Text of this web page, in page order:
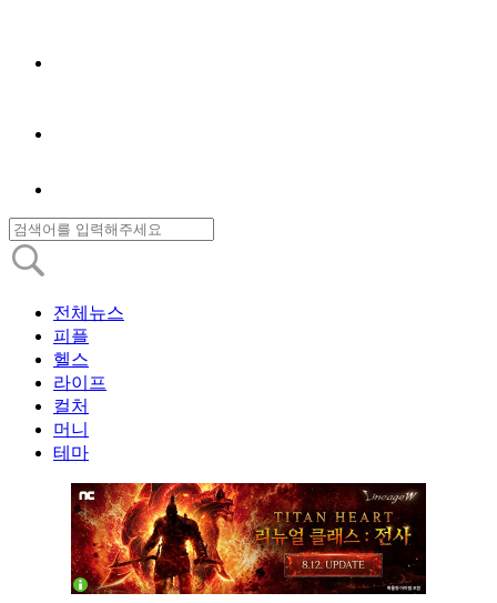
전체뉴스
피플
헬스
라이프
컬처
머니
테마